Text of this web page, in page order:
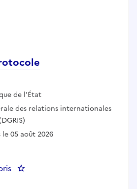
:de l'État
des relations internationales
05 août 2026
: Chargé de protocole